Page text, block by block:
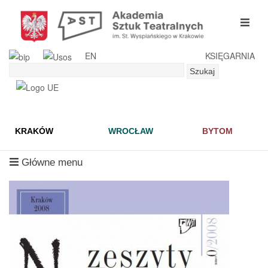
EN
KSIĘGARNIA
Szukaj
KRAKÓW WROCŁAW BYTOM
mobilne
Główne menu